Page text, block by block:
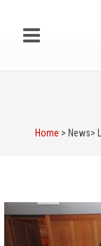
Home > News>